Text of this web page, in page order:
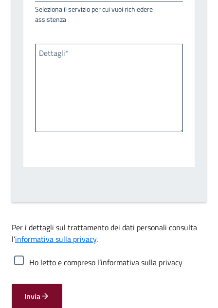
Seleziona il servizio per cui vuoi richiedere
assistenza
Dettagli*
Per i dettagli sul trattamento dei dati personali consulta
l’informativa sulla privacy.
Ho letto e compreso l’informativa sulla privacy
Invia